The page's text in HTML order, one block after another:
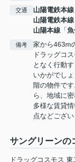
交通 山陽電鉄本線
山陽電鉄本線
山陽本線 「
備考
家から463m
ドラッグコ
となく行動
いかがでし
階の物件で
ら、地域に
多様な賃貸
点などござ
サングリーンの
ドラッグコスモス